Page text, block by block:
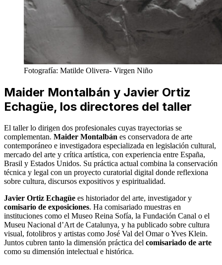
Fotografía: Matilde Olivera- Virgen Niño
Maider Montalbán y Javier Ortiz
Echagüe, los directores del taller
El taller lo dirigen dos profesionales cuyas trayectorias se
complementan. Maider Montalbán es conservadora de arte
contemporáneo e investigadora especializada en legislación cultural,
mercado del arte y crítica artística, con experiencia entre España,
Brasil y Estados Unidos. Su práctica actual combina la conservación
técnica y legal con un proyecto curatorial digital donde reflexiona
sobre cultura, discursos expositivos y espiritualidad.
Javier Ortiz Echagüe es historiador del arte, investigador y
comisario de exposiciones. Ha comisariado muestras en
instituciones como el Museo Reina Sofía, la Fundación Canal o el
Museu Nacional d’Art de Catalunya, y ha publicado sobre cultura
visual, fotolibros y artistas como José Val del Omar o Yves Klein.
Juntos cubren tanto la dimensión práctica del comisariado de arte
como su dimensión intelectual e histórica.